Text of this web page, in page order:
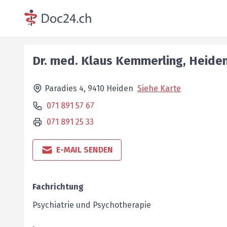
Dr. med. Klaus Kemmerling,
Paradies 4, 9410 Heiden Siehe Karte
071 891 57 67
071 891 25 33
E-MAIL SENDEN
Fachrichtung
Psychiatrie und Psychotherapie